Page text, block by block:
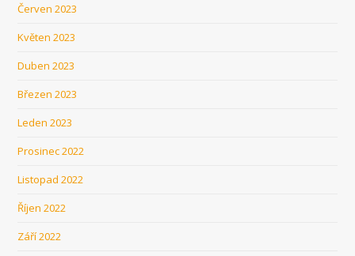
Červen 2023
Květen 2023
Duben 2023
Březen 2023
Leden 2023
Prosinec 2022
Listopad 2022
Říjen 2022
Září 2022